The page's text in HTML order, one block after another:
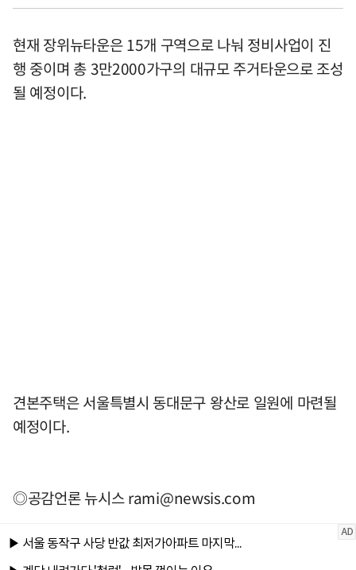
현재 장위뉴타운은 15개 구역으로 나눠 정비사업이 진
행 중이며 총 3만2000가구의 대규모 주거타운으로 조성
될 예정이다.
견본주택은 서울특별시 동대문구 왕산로 일원에 마련될
예정이다.
◎공감언론 뉴시스rami@newsis.com